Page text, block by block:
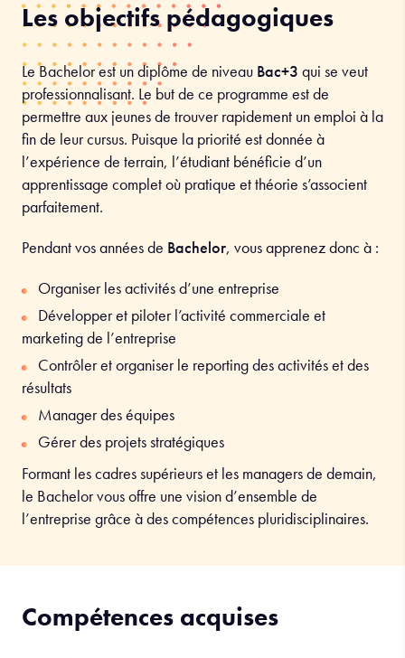
Les objectifs pédagogiques
Le Bachelor est un diplôme de niveau Bac+3 qui se veut
professionnalisant. Le but de ce programme est de
permettre aux jeunes de trouver rapidement un emploi à la
fin de leur cursus. Puisque la priorité est donnée à
l’expérience de terrain, l’étudiant bénéficie d’un
apprentissage complet où pratique et théorie s’associent
parfaitement.
Pendant vos années de Bachelor, vous apprenez donc à :
Organiser les activités d’une entreprise
Développer et piloter l’activité commerciale et
marketing de l’entreprise
Contrôler et organiser le reporting des activités et des
résultats
Manager des équipes
Gérer des projets stratégiques
Formant les cadres supérieurs et les managers de demain,
le Bachelor vous offre une vision d’ensemble de
l’entreprise grâce à des compétences pluridisciplinaires.
Compétences acquises